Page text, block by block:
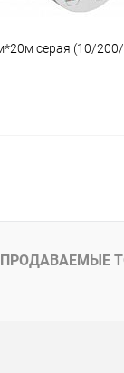
серая (10/
К
В наличии